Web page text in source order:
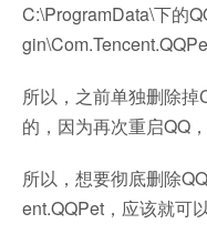
C:\ProgramData\下的
所以，之前单独删除
的，因为再次重启QQ
所以，想要彻底删除
ent.QQPet，应该就可以